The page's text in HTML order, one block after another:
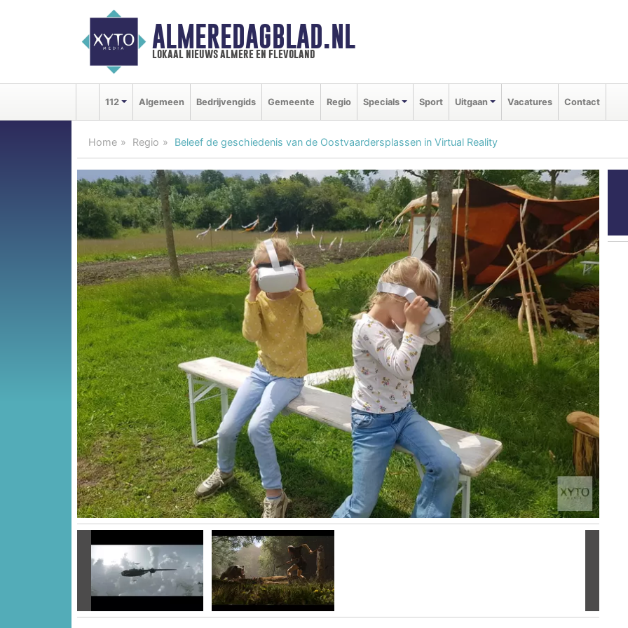
ALMEREDAGBLAD.NL
lokaal nieuws almere en flevoland
112 Algemeen Bedrijvengids Gemeente Regio Specials Sport Uitgaan Vacatures Contact
Home Regio Beleef de geschiedenis van de Oostvaardersplassen in Virtual Reality
Vorige